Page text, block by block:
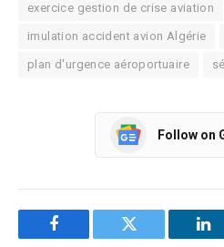
exercice gestion de crise aviation
imulation accident avion Algérie
plan d'urgence aéroportuaire
Follow on
Facebook Twitter